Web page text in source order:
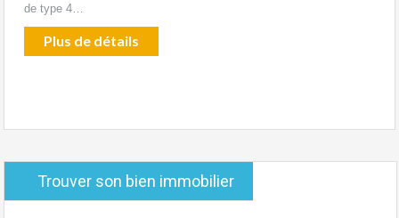
de type 4…
Plus de détails
Trouver son bien immobilier